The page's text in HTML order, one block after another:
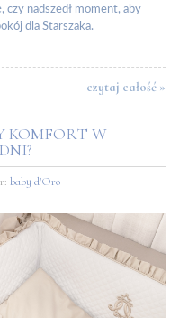
czy nadszedł moment, aby
dla Starszaka.
czytaj całość »
KOMFORT W
baby d'Oro